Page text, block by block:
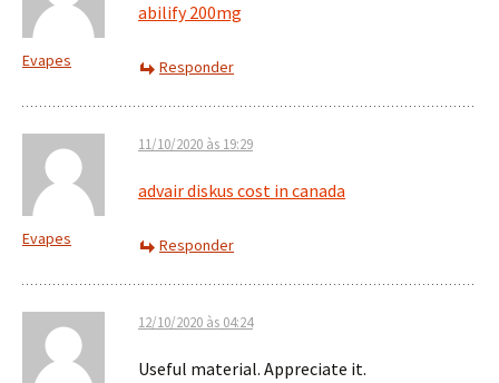
Evapes
abilify 200mg
Responder
Evapes
11/10/2020 às 19:29
advair diskus cost in canada
Responder
12/10/2020 às 04:24
Useful material. Appreciate it.